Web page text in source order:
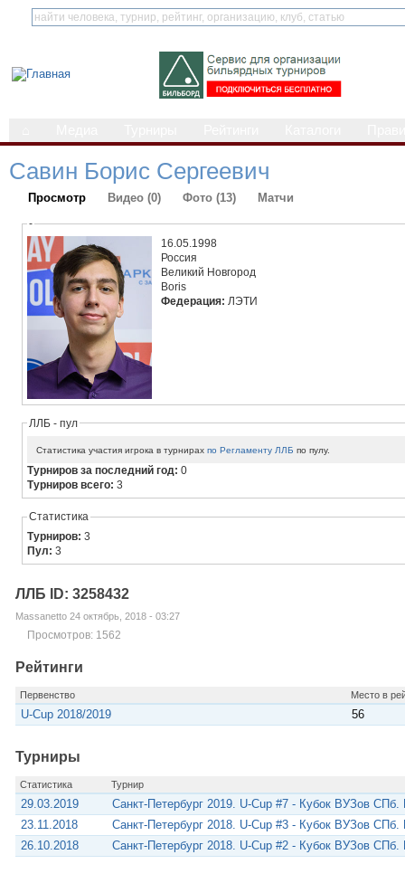
Савин Борис Сергеевич
Просмотр Видео (0) Фото (13) Матчи
-
16.05.1998
Россия
Великий Новгород
Boris
Федерация:ЛЭТИ
ЛЛБ - пул
Статистика участия игрока в турнирахпо Регламенту ЛЛБ по пулу.
Турниров за последний год:0
Турниров всего:3
Статистика
Турниров:3
Пул:3
ЛЛБ ID: 3258432
Massanetto 24 октябрь, 2018 - 03:27
Просмотров: 1562
Рейтинги
Первенство Место в
U-Cup 2018/2019 56
Турниры
Статистика Турнир
29.03.2019
Санкт-Петербург 2019. U-Cup #7 - Кубок ВУЗов СПб.
23.11.2018
Санкт-Петербург 2018. U-Cup #3 - Кубок ВУЗов СПб.
26.10.2018
Санкт-Петербург 2018. U-Cup #2 - Кубок ВУЗов СПб.